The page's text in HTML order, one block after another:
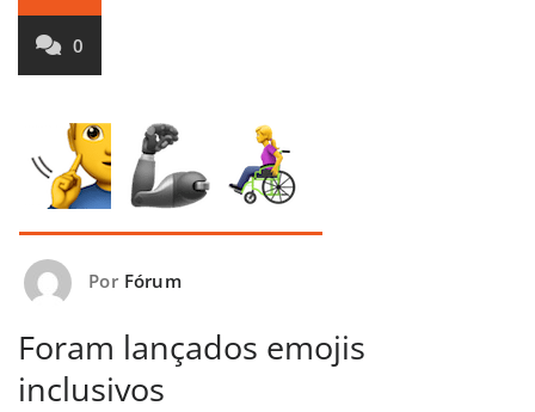
0
Por Fórum
Foram lançados emojis
inclusivos